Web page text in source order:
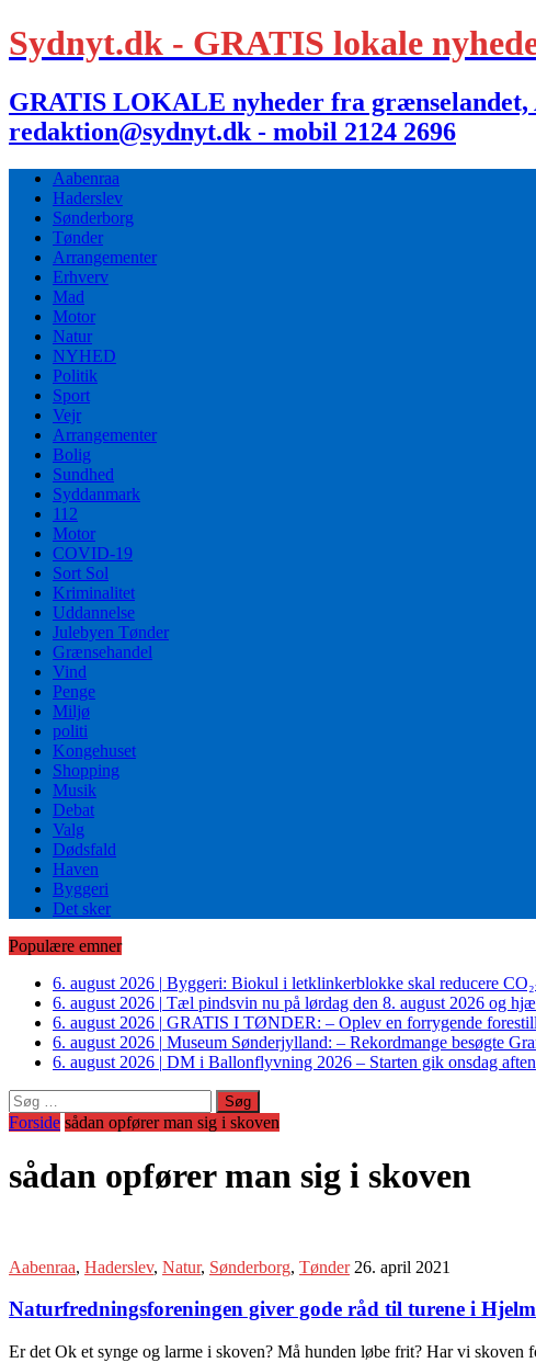
Sydnyt.dk - GRATIS lokale
GRATIS LOKALE nyheder fra grænselandet,
redaktion@sydnyt.dk - mobil 2124 2696
Aabenraa
Haderslev
Sønderborg
Tønder
Arrangementer
Erhverv
Mad
Motor
Natur
NYHED
Politik
Sport
Vejr
Arrangementer
Bolig
Sundhed
Syddanmark
112
Motor
COVID-19
Sort Sol
Kriminalitet
Uddannelse
Julebyen Tønder
Grænsehandel
Vind
Penge
Miljø
politi
Kongehuset
Shopping
Musik
Debat
Valg
Dødsfald
Haven
Byggeri
Det sker
Populære emner
6. august 2026 | Byggeri: Biokul i letklinkerblokke skal reducere
6. august 2026 | Tæl pindsvin nu på lørdag den 8. august 2026 og
6. august 2026 | GRATIS I TØNDER: – Oplev en forrygende
6. august 2026 | Museum Sønderjylland: – Rekordmange besøgte
6. august 2026 | DM i Ballonflyvning 2026 – Starten gik onsdag
Søg
efter:
Forside sådan opfører man sig i skoven
sådan opfører man sig i skoven
Aabenraa, Haderslev, Natur, Sønderborg, Tønder 26. april 2021
Naturfredningsforeningen giver gode råd til turene i
Er det Ok et synge og larme i skoven? Må hunden løbe frit? Har vi